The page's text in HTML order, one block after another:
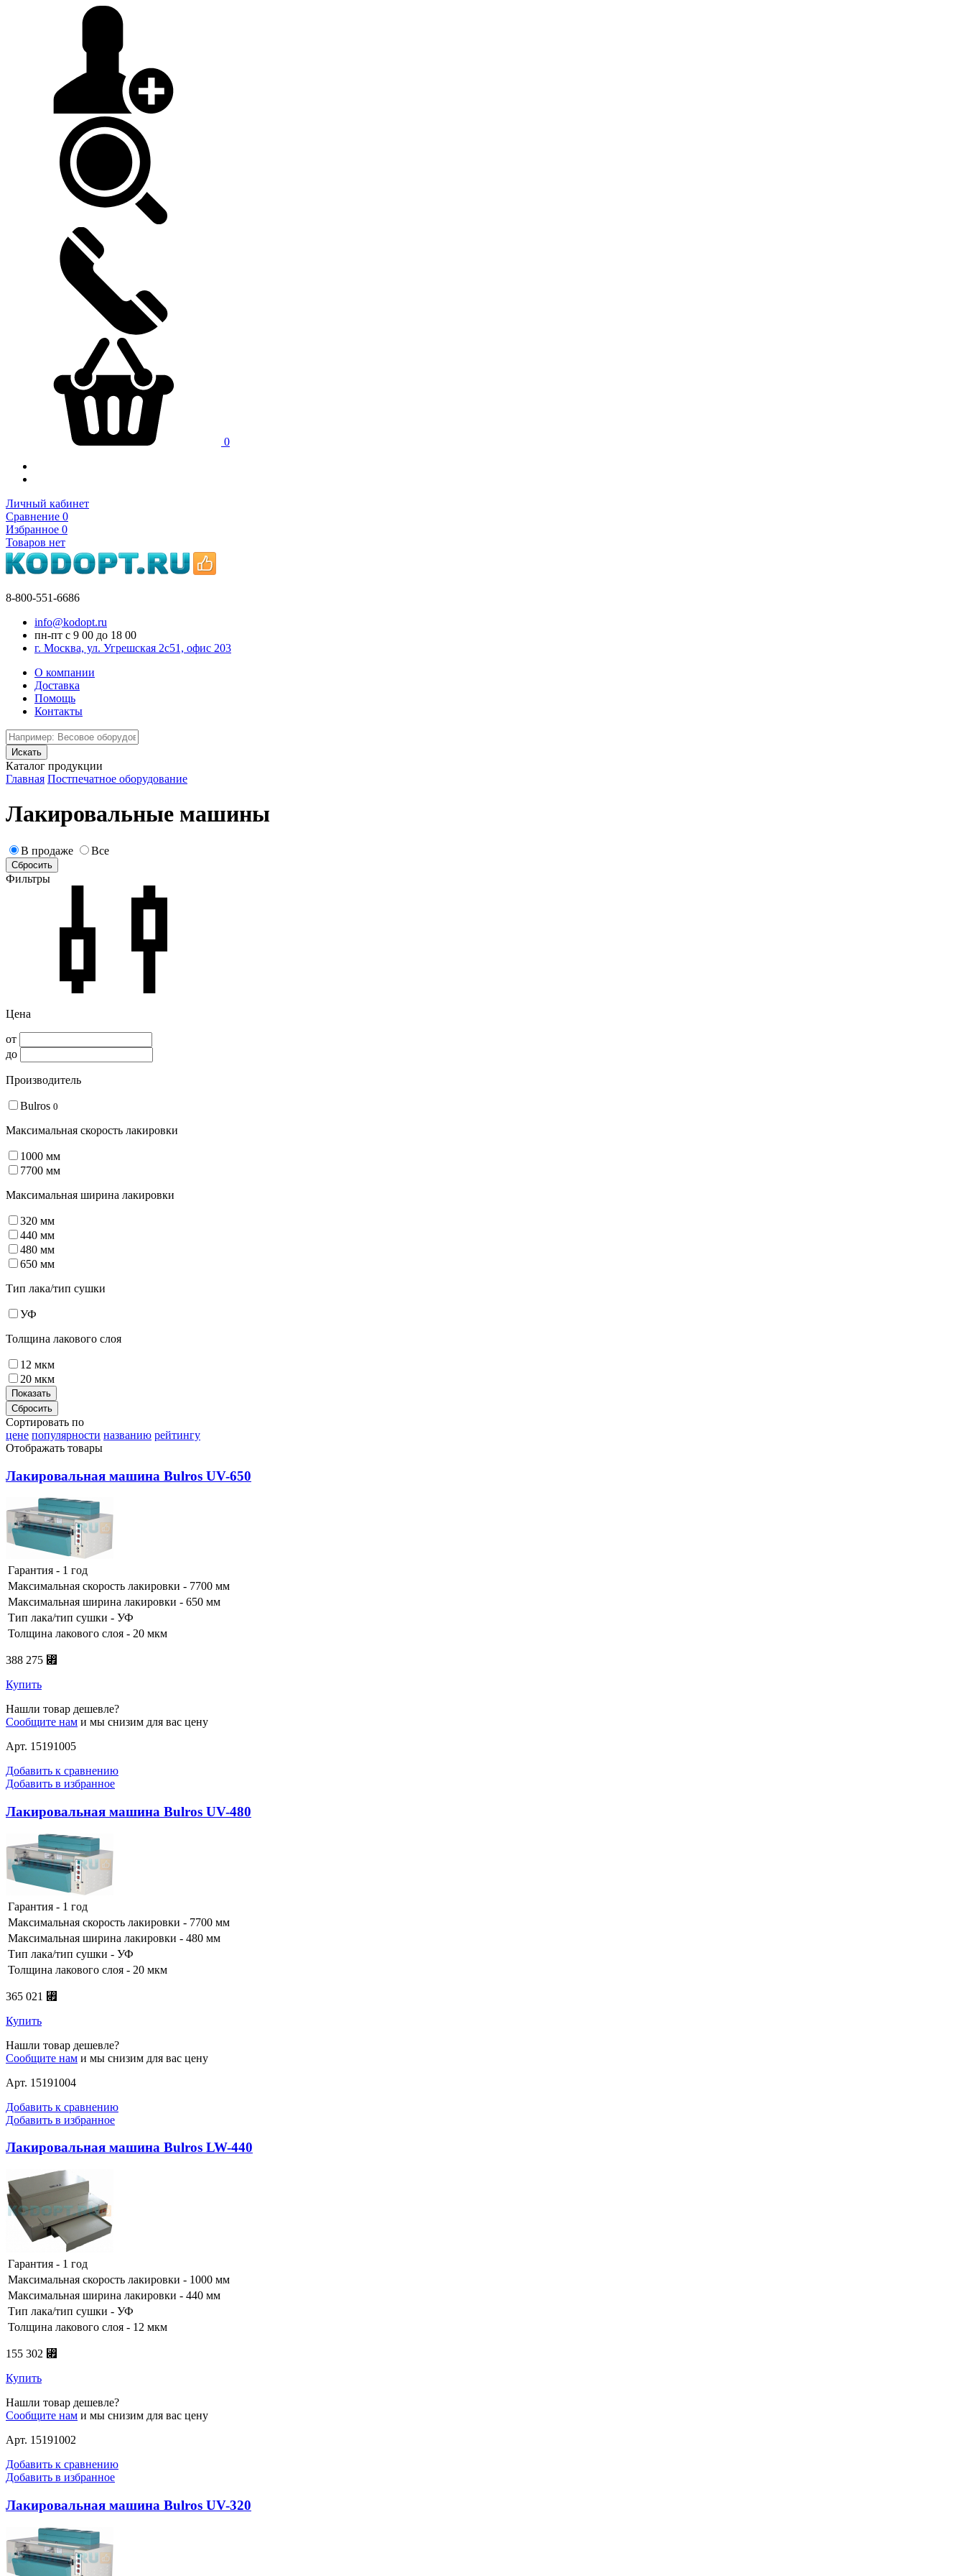
0
Личный кабинет
Сравнение 0
Избранное 0
Товаров нет
8-800-551-6686
info@kodopt.ru
пн-пт с 9 00 до 18 00
г. Москва, ул. Угрешская 2с51, офис 203
О компании
Доставка
Помощь
Контакты
Каталог продукции
Главная Постпечатное оборудование
Лакировальные машины
В продаже Все
Фильтры
Цена
от
до
Производитель
Bulros 0
Максимальная скорость лакировки
1000 мм
7700 мм
Максимальная ширина лакировки
320 мм
440 мм
480 мм
650 мм
Тип лака/тип сушки
УФ
Толщина лакового слоя
12 мкм
20 мкм
Сортировать по
цене популярности названию рейтингу
Отображать товары
Лакировальная машина Bulros UV-650
Гарантия - 1 год
Максимальная скорость лакировки - 7700 мм
Максимальная ширина лакировки - 650 мм
Тип лака/тип сушки - УФ
Толщина лакового слоя - 20 мкм
388 275 ⃏
Купить
Нашли товар дешевле?
Сообщите нам и мы снизим для вас цену
Арт. 15191005
Добавить к сравнению
Добавить в избранное
Лакировальная машина Bulros UV-480
Гарантия - 1 год
Максимальная скорость лакировки - 7700 мм
Максимальная ширина лакировки - 480 мм
Тип лака/тип сушки - УФ
Толщина лакового слоя - 20 мкм
365 021 ⃏
Купить
Нашли товар дешевле?
Сообщите нам и мы снизим для вас цену
Арт. 15191004
Добавить к сравнению
Добавить в избранное
Лакировальная машина Bulros LW-440
Гарантия - 1 год
Максимальная скорость лакировки - 1000 мм
Максимальная ширина лакировки - 440 мм
Тип лака/тип сушки - УФ
Толщина лакового слоя - 12 мкм
155 302 ⃏
Купить
Нашли товар дешевле?
Сообщите нам и мы снизим для вас цену
Арт. 15191002
Добавить к сравнению
Добавить в избранное
Лакировальная машина Bulros UV-320